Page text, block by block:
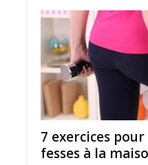
7 exercices
fesses à la